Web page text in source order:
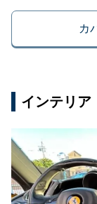
カ
インテリア